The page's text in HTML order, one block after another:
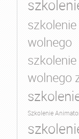
wolnego
wolnego
Szkolenie